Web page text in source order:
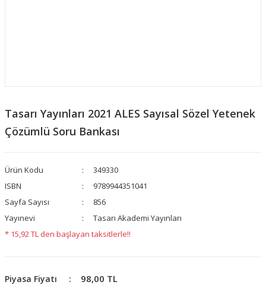
Tasarı Yayınları 2021 ALES Sayısal Sözel Yetenek
Çözümlü Soru Bankası
Ürün Kodu
349330
ISBN
9789944351041
Sayfa Sayısı
856
Yayınevi
Tasarı Akademi Yayınları
* 15,92 TL den başlayan taksitlerle!!
Piyasa Fiyatı 98,00 TL